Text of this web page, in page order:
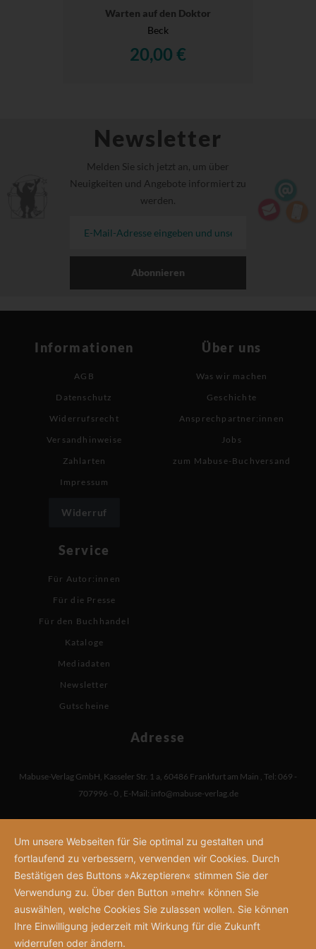
Warten auf den Doktor
Beck
20,00 €
Newsletter
Melden Sie sich jetzt an, um über
Neuigkeiten und Angebote informiert zu
werden.
Abonnieren
Informationen
AGB
Datenschutz
Widerrufsrecht
Versandhinweise
Zahlarten
Impressum
Widerruf
Über uns
Was wir machen
Geschichte
Ansprechpartner:innen
Jobs
zum Mabuse-Buchversand
Service
Für Autor:innen
Für die Presse
Für den Buchhandel
Kataloge
Mediadaten
Newsletter
Gutscheine
Adresse
Mabuse-Verlag GmbH, Kasseler Str. 1 a, 60486 Frankfurt am Main , Tel: 069 -
707996 - 0 , E-Mail: info@mabuse-verlag.de
Um unsere Webseiten für Sie optimal zu gestalten und
fortlaufend zu verbessern, verwenden wir Cookies. Durch
Bestätigen des Buttons »Akzeptieren« stimmen Sie der
Verwendung zu. Über den Button »mehr« können Sie
auswählen, welche Cookies Sie zulassen wollen. Sie können
Ihre Einwilligung jederzeit mit Wirkung für die Zukunft
widerrufen oder ändern.